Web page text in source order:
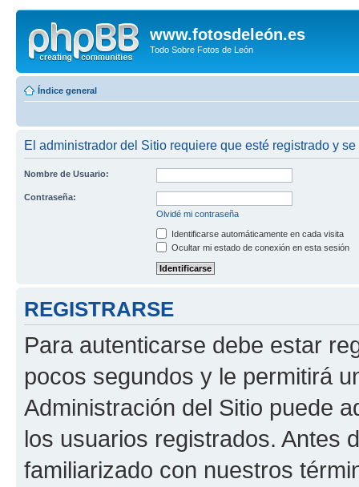
www.fotosdeleón.es
Todo Sobre Fotos de León
Índice general
El administrador del Sitio requiere que esté registrado y
Nombre de Usuario:
Contraseña:
Olvidé mi contraseña
Identificarse automáticamente en cada visita
Ocultar mi estado de conexión en esta sesión
REGISTRARSE
Para autenticarse debe estar
pocos segundos y le permitirá
Administración del Sitio puede
los usuarios registrados. Antes
familiarizado con nuestros